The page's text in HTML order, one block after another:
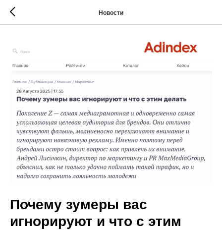
Новости
Почему зумеры вас
игнорируют и что с этим